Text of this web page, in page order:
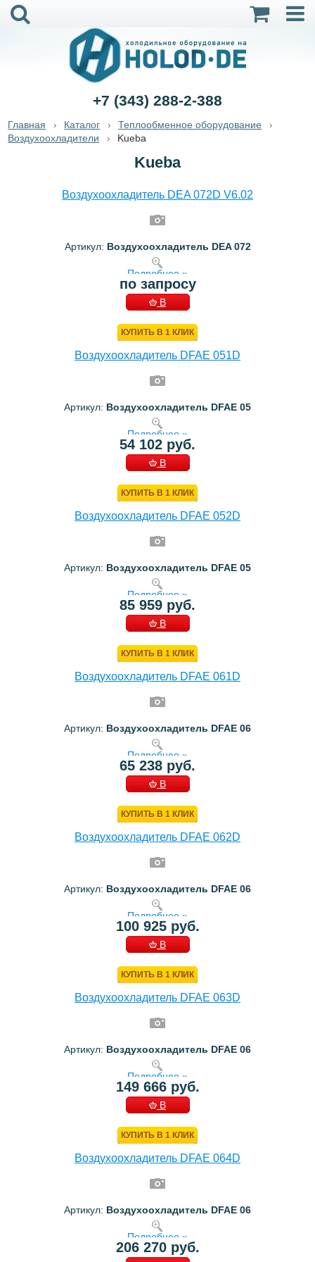
+7 (343) 288-2-388
Главная Каталог
Теплообменное оборудование
Воздухоохладители
Kueba
Kueba
Воздухоохладитель DEA 072D V6.02
Артикул: Воздухоохладитель DEA 072
Подробнее »
по запросу
В
КУПИТЬ В 1 КЛИК
Воздухоохладитель DFAE 051D
Артикул: Воздухоохладитель DFAE 05
Подробнее »
54 102 руб.
В
КУПИТЬ В 1 КЛИК
Воздухоохладитель DFAE 052D
Артикул: Воздухоохладитель DFAE 05
Подробнее »
85 959 руб.
В
КУПИТЬ В 1 КЛИК
Воздухоохладитель DFAE 061D
Артикул: Воздухоохладитель DFAE 06
Подробнее »
65 238 руб.
В
КУПИТЬ В 1 КЛИК
Воздухоохладитель DFAE 062D
Артикул: Воздухоохладитель DFAE 06
Подробнее »
100 925 руб.
В
КУПИТЬ В 1 КЛИК
Воздухоохладитель DFAE 063D
Артикул: Воздухоохладитель DFAE 06
Подробнее »
149 666 руб.
В
КУПИТЬ В 1 КЛИК
Воздухоохладитель DFAE 064D
Артикул: Воздухоохладитель DFAE 06
Подробнее »
206 270 руб.